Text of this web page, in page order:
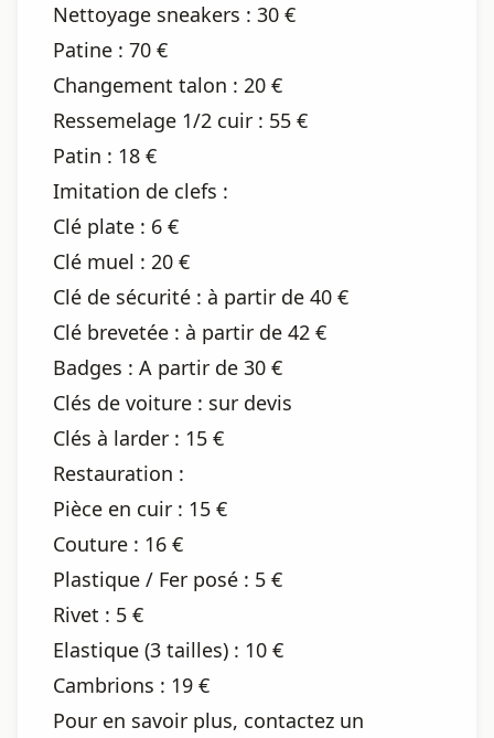
Nettoyage sneakers : 30 €
Patine : 70 €
Changement talon : 20 €
Ressemelage 1/2 cuir : 55 €
Patin : 18 €
Imitation de clefs :
Clé plate : 6 €
Clé muel : 20 €
Clé de sécurité : à partir de 40 €
Clé brevetée : à partir de 42 €
Badges : A partir de 30 €
Clés de voiture : sur devis
Clés à larder : 15 €
Restauration :
Pièce en cuir : 15 €
Couture : 16 €
Plastique / Fer posé : 5 €
Rivet : 5 €
Elastique (3 tailles) : 10 €
Cambrions : 19 €
Pour en savoir plus, contactez un